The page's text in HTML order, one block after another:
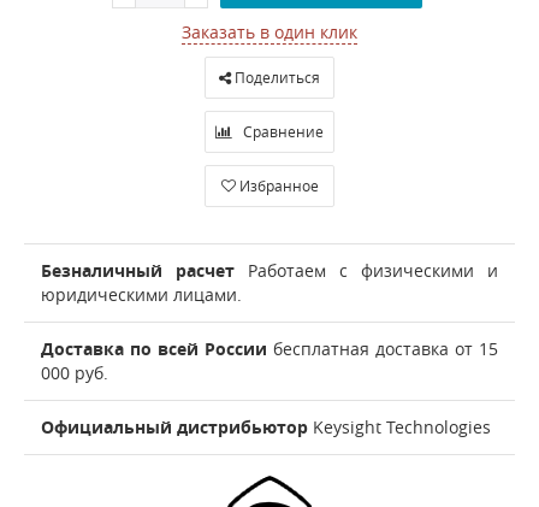
Заказать в один клик
Поделиться
Сравнение
Избранное
Безналичный расчет Работаем с физическими и
юридическими лицами.
Доставка по всей России бесплатная доставка от 15
000 руб.
Официальный дистрибьютор Keysight Technologies